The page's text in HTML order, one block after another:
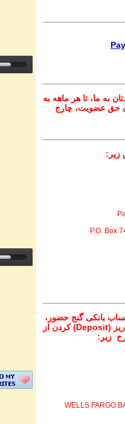
به ما، تا هر ماهه به
حق عضویت، چارج
P.O. Box
بانکی گنج حضور،
از تمام نقاط دنیا غیر از ایران، یا واریز (Deposit) کردن از
زیر:
WELLS FARGO